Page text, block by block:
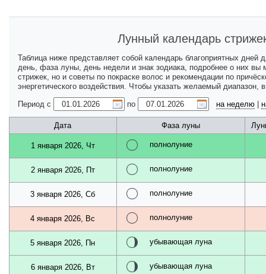
Лунный календарь
Таблица ниже представляет собой календарь благоприятных
день, фаза луны, день недели и знак зодиака, подробнее о них вы
стрижек, но и советы по покраске волос и рекомендации по
энергетического воздействия. Чтобы указать желаемый
Период с
по на неделю
Дата Фаза луны
1 января 2026, Чт полнолуние
2 января 2026, Пт полнолуние
3 января 2026, Сб полнолуние
4 января 2026, Вс полнолуние
5 января 2026, Пн убывающая луна
6 января 2026, Вт убывающая луна